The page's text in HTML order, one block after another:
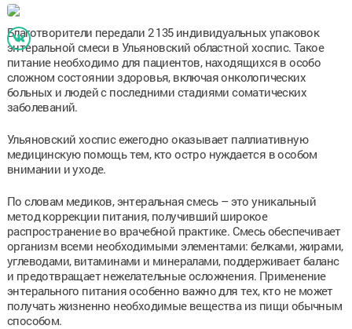
Благотворители передали 2 135 индивидуальных упаковок
энтеральной смеси в Ульяновский областной хоспис. Такое
питание необходимо для пациентов, находящихся в особо
сложном состоянии здоровья, включая онкологических
больных и людей с последними стадиями соматических
заболеваний.
Ульяновский хоспис ежегодно оказывает паллиативную
медицинскую помощь тем, кто остро нуждается в особом
внимании и уходе.
По словам медиков, энтеральная смесь – это уникальный
метод коррекции питания, получивший широкое
распространение во врачебной практике. Смесь обеспечивает
организм всеми необходимыми элементами: белками, жирами,
углеводами, витаминами и минералами, поддерживает баланс
и предотвращает нежелательные осложнения. Применение
энтерального питания особенно важно для тех, кто не может
получать жизненно необходимые вещества из пищи обычным
способом.